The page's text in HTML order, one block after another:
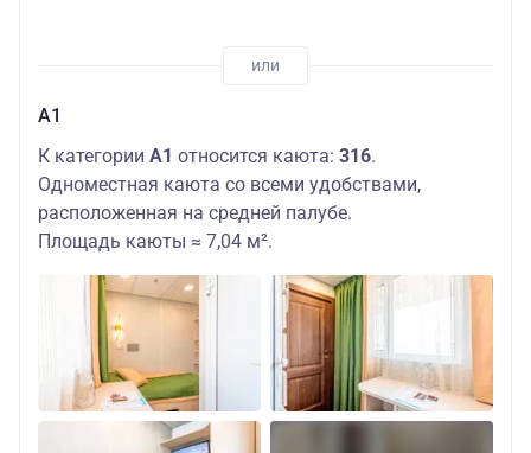
А1
К категории А1 относится каюта: 316.
Одноместная каюта со всеми удобствами,
расположенная на средней палубе.
Площадь каюты ≈ 7,04 м².